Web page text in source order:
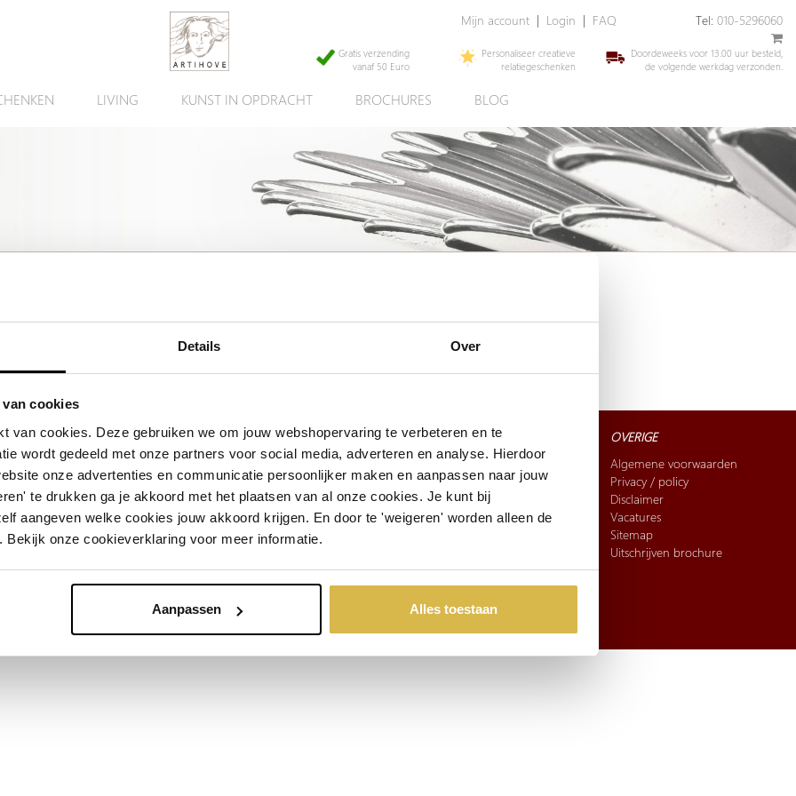
Details Over
cookies
van cookies. Deze gebruiken we om jouw webshopervaring te verbeteren en te
wordt gedeeld met onze partners voor social media, adverteren en analyse. Hierdoor
onze advertenties en communicatie persoonlijker maken en aanpassen naar jouw
te drukken ga je akkoord met het plaatsen van al onze cookies. Je kunt bij
aangeven welke cookies jouw akkoord krijgen. En door te 'weigeren' worden alleen de
Bekijk onze cookieverklaring voor meer informatie.
Aanpassen Alles toestaan
Mijn account Login FAQ Tel: 010-5296060
Gratis verzending
vanaf 50 Euro
Personaliseer creatieve
relatiegeschenken
Doordeweeks voor 13.00 uur besteld,
de volgende werkdag verzonden.
LIVING KUNST IN OPDRACHT BROCHURES BLOG
kunnen wij u helpen met een ander, vergelijkbaar artikel.
INSCHRIJVEN
OVER ARTIHOVE
Over ons
Corry Ammerlaan
Openingstijden
Geschiedenis
Productieproces
CONTACT
Bel: 010-5296060
Mail: sales@artihove.nl
Kunst in Opdracht
Adres: Hoeksekade 162,
FAQ
Verzending en betaling
Retourneren & ruilen
OVERIGE
Algemene voorwaarden
Privacy / policy
Disclaimer
Vacatures
Sitemap
Uitschrijven brochure